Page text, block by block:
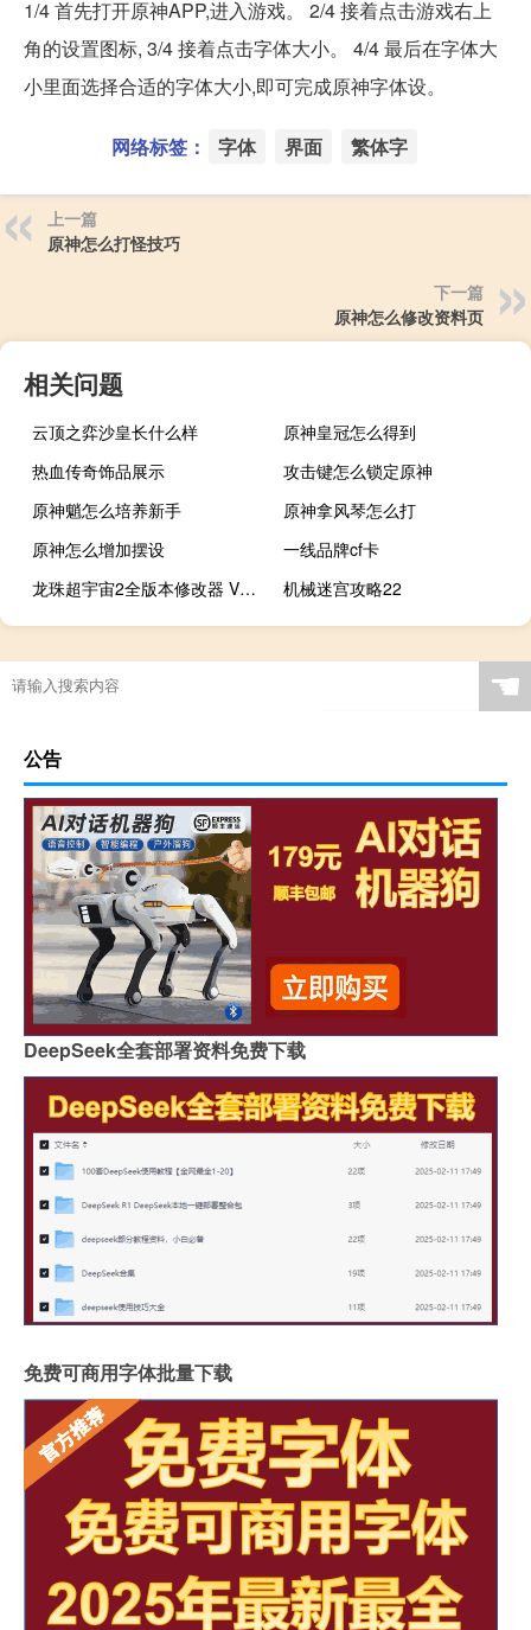
1/4 首先打开原神APP,进入游戏。 2/4 接着点击游戏右上
角的设置图标, 3/4 接着点击字体大小。 4/4 最后在字体大
小里面选择合适的字体大小,即可完成原神字体设。
网络标签： 字体 界面 繁体字
上一篇
原神怎么打怪技巧
下一篇
原神怎么修改资料页
相关问题
云顶之弈沙皇长什么样
原神皇冠怎么得到
热血传奇饰品展示
攻击键怎么锁定原神
原神魈怎么培养新手
原神拿风琴怎么打
原神怎么增加摆设
一线品牌cf卡
龙珠超宇宙2全版本修改器 V1.10 绿色免费版（龙珠超宇宙2全版本修改器 V1.10 绿色免费版功能简介）
机械迷宫攻略22
☚
公告
DeepSeek全套部署资料免费下载
免费可商用字体批量下载